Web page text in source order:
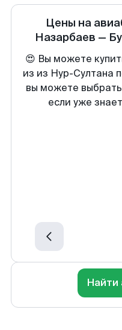
Цены на
Назарбаев —
😍 Вы можете
из из Нур-Султана
вы можете
если уже
Найти